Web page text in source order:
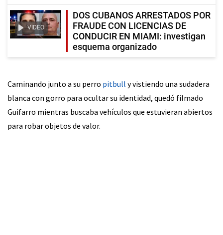
VIDEO
DOS CUBANOS ARRESTADOS POR
FRAUDE CON LICENCIAS DE
CONDUCIR EN MIAMI: investigan
esquema organizado
Caminando junto a su perro pitbull y vistiendo una sudadera
blanca con gorro para ocultar su identidad, quedó filmado
Guifarro mientras buscaba vehículos que estuvieran abiertos
para robar objetos de valor.